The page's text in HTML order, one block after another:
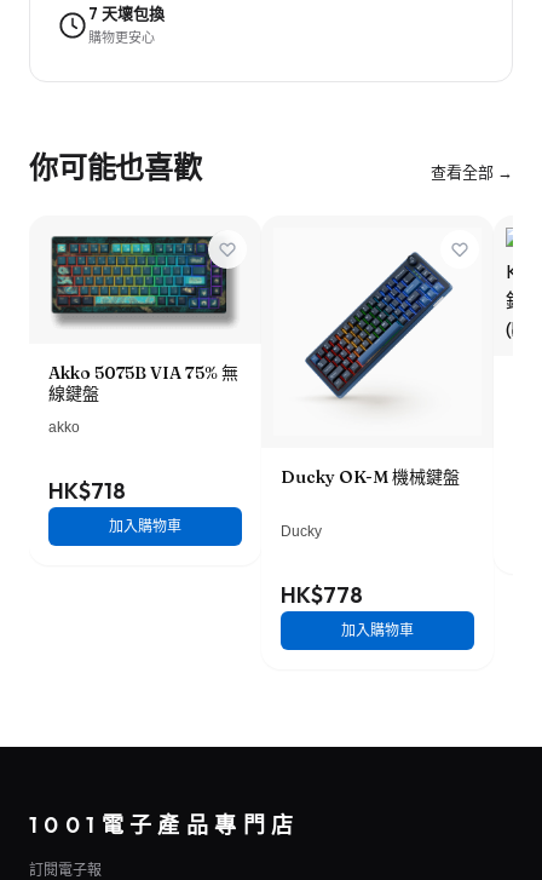
7 天壞包換
購物更安心
你可能也喜歡 查看全部 →
Akko 5075B VIA 75% 無
線鍵盤
akko
HK$718
加入購物車
Ducky OK-M 機械鍵盤
Ducky
HK$778
加入購物車
1001電子產品專門店
訂閱電子報